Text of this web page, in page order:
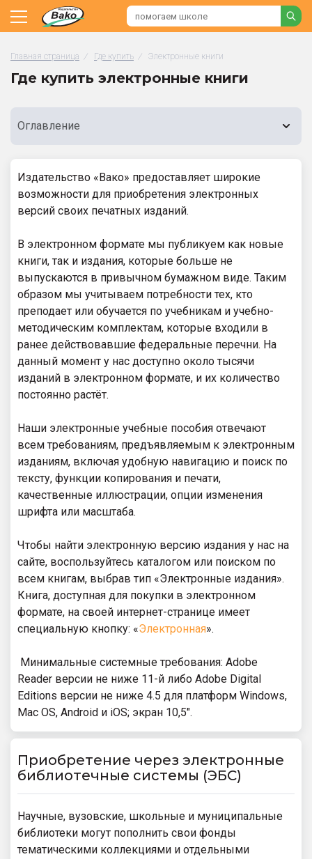
Главная страница / Где купить / Электронные книги
Где купить электронные книги
Оглавление
Издательство «Вако» предоставляет широкие
возможности для приобретения электронных
версий своих печатных изданий.
В электронном формате мы публикуем как новые
книги, так и издания, которые больше не
выпускаются в привычном бумажном виде. Таким
образом мы учитываем потребности тех, кто
преподает или обучается по учебникам и учебно-
методическим комплектам, которые входили в
ранее действовавшие федеральные перечни. На
данный момент у нас доступно около тысячи
изданий в электронном формате, и их количество
постоянно растёт.
Наши электронные учебные пособия отвечают
всем требованиям, предъявляемым к электронным
изданиям, включая удобную навигацию и поиск по
тексту, функции копирования и печати,
качественные иллюстрации, опции изменения
шрифта или масштаба.
Чтобы найти электронную версию издания у нас на
сайте, воспользуйтесь каталогом или поиском по
всем книгам, выбрав тип «Электронные издания».
Книга, доступная для покупки в электронном
формате, на своей интернет-странице имеет
специальную кнопку: «Электронная».
Минимальные системные требования: Adobe
Reader версии не ниже 11-й либо Adobe Digital
Editions версии не ниже 4.5 для платформ Windows,
Mac OS, Android и iOS; экран 10,5″.
Приобретение через электронные
библиотечные системы (ЭБС)
Научные, вузовские, школьные и муниципальные
библиотеки могут пополнить свои фонды
тематическими коллекциями и отдельными